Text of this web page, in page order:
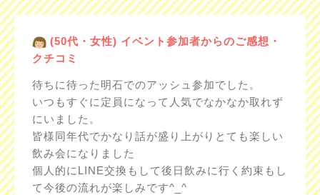
(50代・女性) イベント参加者からのご感想・
クチコミ
待ちに待った明石でのアッシュ参加でした。
いつもすぐに定員になって人気でなかなか取れず
にいました。
皆様同年代でかなり話が盛り上がりとても楽しい
飲み会になりました
個人的にLINE交換もして後日飲みに行く約束もし
て今後の流れが楽しみです^_^